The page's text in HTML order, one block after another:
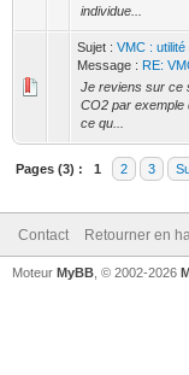
individue...
Sujet : VMC :
Message : RE:
Je reviens sur ce
CO2 par exemple
ce qu...
Pages (3) : 1 2 3
Contact Retourner en
Moteur MyBB , © 2002-2026